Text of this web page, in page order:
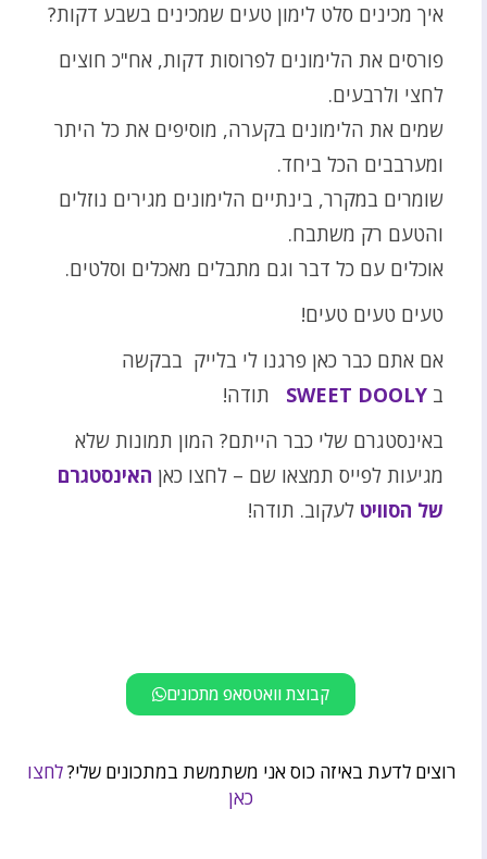
איך מכינים סלט לימון טעים שמכינים בשבע דקות?
פורסים את הלימונים לפרוסות דקות, אח"כ חוצים
לחצי ולרבעים.
שמים את הלימונים בקערה, מוסיפים את כל היתר
ומערבבים הכל ביחד.
שומרים במקרר, בינתיים הלימונים מגירים נוזלים
והטעם רק משתבח.
אוכלים עם כל דבר וגם מתבלים מאכלים וסלטים.
טעים טעים טעים!
אם אתם כבר כאן פרגנו לי בלייק בבקשה
ב SWEET DOOLY
תודה!
באינסטגרם שלי כבר הייתם? המון תמונות שלא
מגיעות לפייס תמצאו שם – לחצו כאן האינסטגרם
של הסוויט לעקוב. תודה!
קבוצת וואטסאפ מתכונים
רוצים לדעת באיזה כוס אני משתמשת במתכונים שלי?לחצו
כאן